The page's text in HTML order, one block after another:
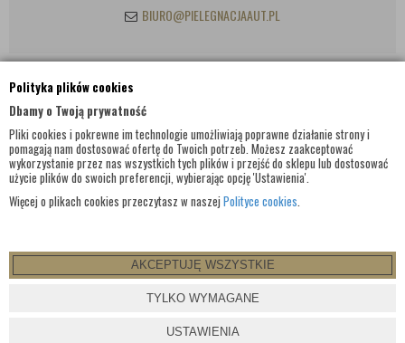
Polityka plików cookies
Dbamy o Twoją prywatność
Pliki cookies i pokrewne im technologie umożliwiają poprawne działanie strony i
pomagają nam dostosować ofertę do Twoich potrzeb. Możesz zaakceptować
wykorzystanie przez nas wszystkich tych plików i przejść do sklepu lub dostosować
użycie plików do swoich preferencji, wybierając opcję 'Ustawienia'.
Więcej o plikach cookies przeczytasz w naszej Polityce cookies.
AKCEPTUJĘ WSZYSTKIE
TYLKO WYMAGANE
USTAWIENIA
BIURO@PIELEGNACJAAUT.PL
INFORMACJE KONTAKTOWE
© WSZELKIE PRAWA ZASTRZEŻONE 2017 |PIELEGNACJAAUT.PL